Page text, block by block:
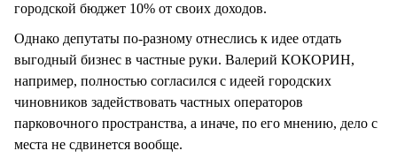
городской бюджет 10% от своих доходов.
Однако депутаты по-разному отнеслись к идее отдать
выгодный бизнес в частные руки. Валерий КОКОРИН,
например, полностью согласился с идеей городских
чиновников задействовать частных операторов
парковочного пространства, а иначе, по его мнению, дело с
места не сдвинется вообще.